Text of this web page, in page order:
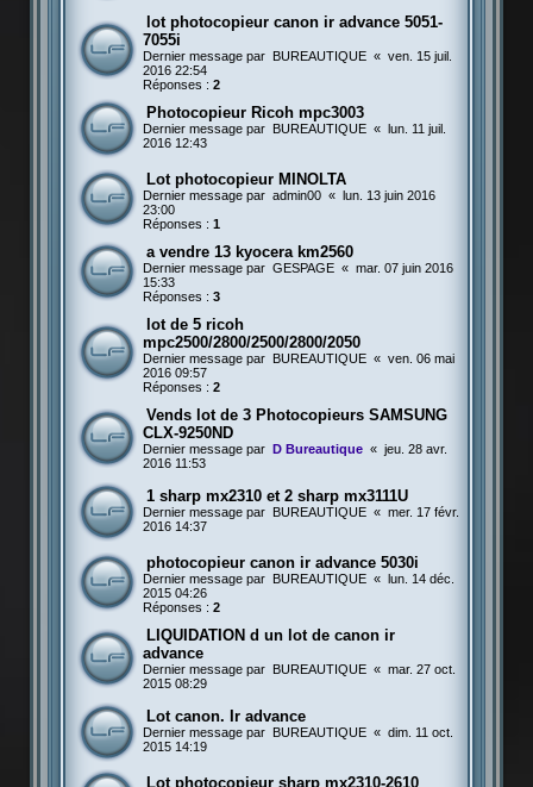
lot photocopieur canon ir advance 5051-
7055i
Dernier message par BUREAUTIQUE « ven. 15 juil.
2016 22:54
Réponses : 2
Photocopieur Ricoh mpc3003
Dernier message par BUREAUTIQUE « lun. 11 juil.
2016 12:43
Lot photocopieur MINOLTA
Dernier message par admin00 « lun. 13 juin 2016
23:00
Réponses : 1
a vendre 13 kyocera km2560
Dernier message par GESPAGE « mar. 07 juin 2016
15:33
Réponses : 3
lot de 5 ricoh
mpc2500/2800/2500/2800/2050
Dernier message par BUREAUTIQUE « ven. 06 mai
2016 09:57
Réponses : 2
Vends lot de 3 Photocopieurs SAMSUNG
CLX-9250ND
Dernier message par D Bureautique « jeu. 28 avr.
2016 11:53
1 sharp mx2310 et 2 sharp mx3111U
Dernier message par BUREAUTIQUE « mer. 17 févr.
2016 14:37
photocopieur canon ir advance 5030i
Dernier message par BUREAUTIQUE « lun. 14 déc.
2015 04:26
Réponses : 2
LIQUIDATION d un lot de canon ir
advance
Dernier message par BUREAUTIQUE « mar. 27 oct.
2015 08:29
Lot canon. Ir advance
Dernier message par BUREAUTIQUE « dim. 11 oct.
2015 14:19
Lot photocopieur sharp mx2310-2610